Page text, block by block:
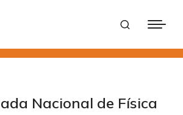
Nacional de Física